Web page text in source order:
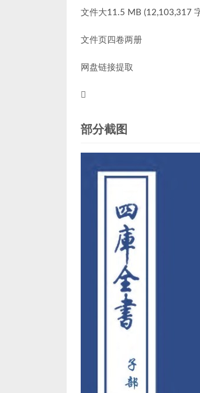
文件大11.5 MB (12,103,317
文件页四卷两册
网盘链接提取
部分截图